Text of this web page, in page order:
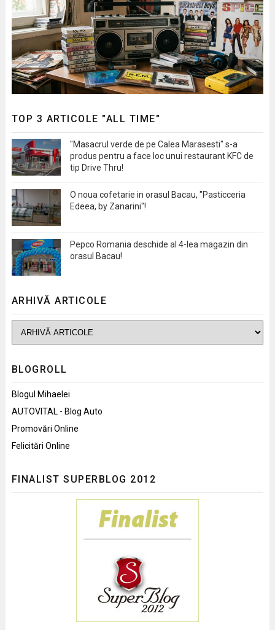
TOP 3 ARTICOLE "ALL TIME"
"Masacrul verde de pe Calea Marasesti" s-a
produs pentru a face loc unui restaurant KFC de
tip Drive Thru!
O noua cofetarie in orasul Bacau, "Pasticceria
Edeea, by Zanarini"!
Pepco Romania deschide al 4-lea magazin din
orasul Bacau!
ARHIVĂ ARTICOLE
BLOGROLL
Blogul Mihaelei
AUTOVITAL - Blog Auto
Promovări Online
Felicitări Online
FINALIST SUPERBLOG 2012